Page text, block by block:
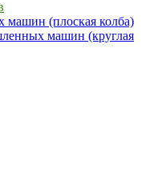
(плоская колба)
машин (круглая